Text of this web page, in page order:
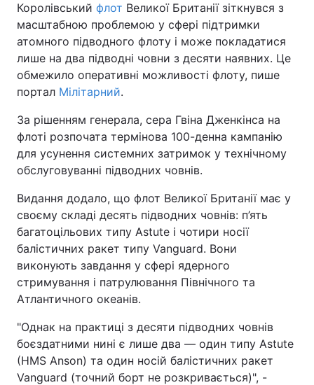
Королівський флот Великої Британії зіткнувся з
масштабною проблемою у сфері підтримки
атомного підводного флоту і може покладатися
лише на два підводні човни з десяти наявних. Це
обмежило оперативні можливості флоту, пише
портал Мілітарний.
За рішенням генерала, сера Гвіна Дженкінса на
флоті розпочата термінова 100-денна кампанію
для усунення системних затримок у технічному
обслуговуванні підводних човнів.
Видання додало, що флот Великої Британії має у
своєму складі десять підводних човнів: п’ять
багатоцільових типу Astute і чотири носії
балістичних ракет типу Vanguard. Вони
виконують завдання у сфері ядерного
стримування і патрулювання Північного та
Атлантичного океанів.
"Однак на практиці з десяти підводних човнів
боєздатними нині є лише два — один типу Astute
(HMS Anson) та один носій балістичних ракет
Vanguard (точний борт не розкривається)", -